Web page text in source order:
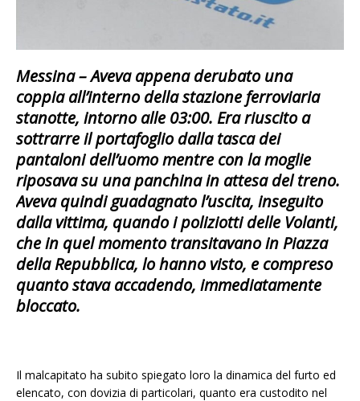
Messina – Aveva appena derubato una
coppia all’interno della stazione ferroviaria
stanotte, intorno alle 03:00. Era riuscito a
sottrarre il portafoglio dalla tasca dei
pantaloni dell’uomo mentre con la moglie
riposava su una panchina in attesa del treno.
Aveva quindi guadagnato l’uscita, inseguito
dalla vittima, quando i poliziotti delle Volanti,
che in quel momento transitavano in Piazza
della Repubblica, lo hanno visto, e compreso
quanto stava accadendo, immediatamente
bloccato.
Il malcapitato ha subito spiegato loro la dinamica del furto ed
elencato, con dovizia di particolari, quanto era custodito nel